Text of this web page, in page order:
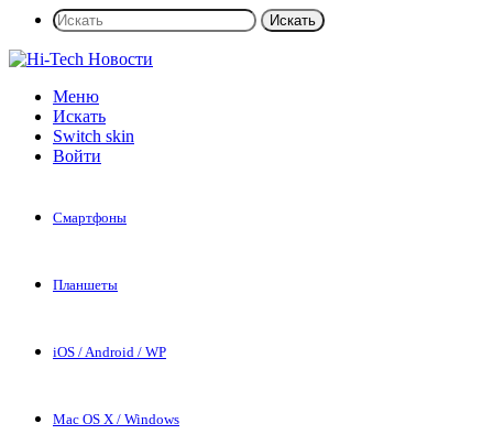
Искать
Меню
Искать
Switch skin
Войти
Смартфоны
Планшеты
iOS / Android / WP
Mac OS X / Windows